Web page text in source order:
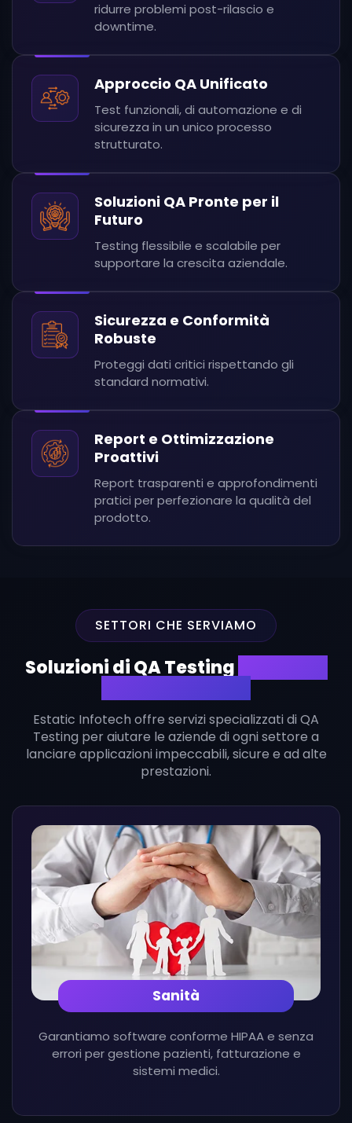
ridurre problemi post-rilascio e
downtime.
Approccio QA Unificato
Test funzionali, di automazione e di
sicurezza in un unico processo
strutturato.
Soluzioni QA Pronte per il
Futuro
Testing flessibile e scalabile per
supportare la crescita aziendale.
Sicurezza e Conformità
Robuste
Proteggi dati critici rispettando gli
standard normativi.
Report e Ottimizzazione
Proattivi
Report trasparenti e approfondimenti
pratici per perfezionare la qualità del
prodotto.
SETTORI CHE SERVIAMO
Soluzioni di QA Testing
Estatic Infotech offre servizi specializzati di QA
Testing per aiutare le aziende di ogni settore a
lanciare applicazioni impeccabili, sicure e ad alte
prestazioni.
Sanità
Garantiamo software conforme HIPAA e senza
errori per gestione pazienti, fatturazione e
sistemi medici.